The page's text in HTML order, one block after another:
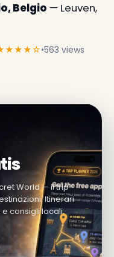
Belgio — Leuven,
•563 views
World — il trip
Itinerari
consigli locali.